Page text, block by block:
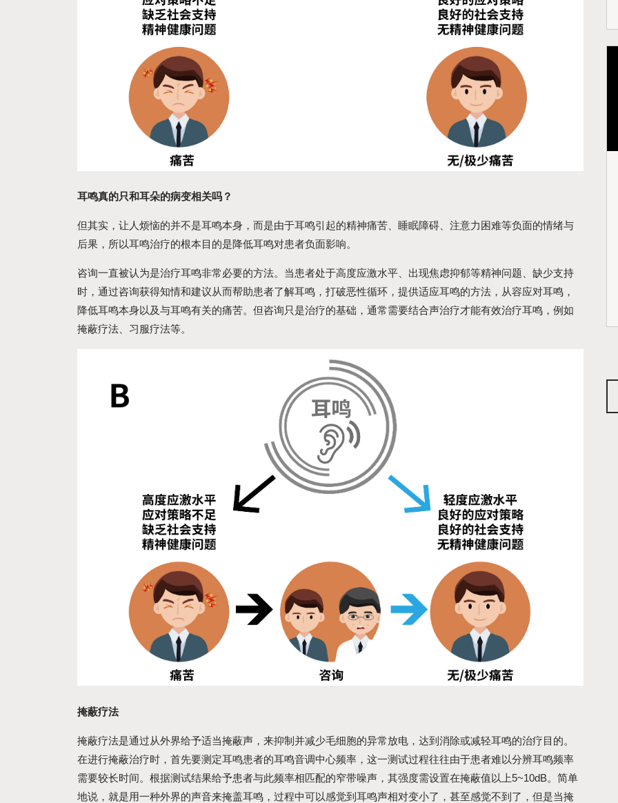
耳鸣真的只和耳朵的病变相关吗？
但其实，让人烦恼的并不是耳鸣本身，而是由于耳鸣引起的精神痛苦、睡眠障碍、注意力困难等负面的情绪与
后果，所以耳鸣治疗的根本目的是降低耳鸣对患者负面影响。
咨询一直被认为是治疗耳鸣非常必要的方法。当患者处于高度应激水平、出现焦虑抑郁等精神问题、缺少支持
时，通过咨询获得知情和建议从而帮助患者了解耳鸣，打破恶性循环，提供适应耳鸣的方法，从容应对耳鸣，
降低耳鸣本身以及与耳鸣有关的痛苦。但咨询只是治疗的基础，通常需要结合声治疗才能有效治疗耳鸣，例如
掩蔽疗法、习服疗法等。
掩蔽疗法
掩蔽疗法是通过从外界给予适当掩蔽声，来抑制并减少毛细胞的异常放电，达到消除或减轻耳鸣的治疗目的。
在进行掩蔽治疗时，首先要测定耳鸣患者的耳鸣音调中心频率，这一测试过程往往由于患者难以分辨耳鸣频率
需要较长时间。根据测试结果给予患者与此频率相匹配的窄带噪声，其强度需设置在掩蔽值以上5~10dB。简单
地说，就是用一种外界的声音来掩盖耳鸣，过程中可以感觉到耳鸣声相对变小了，甚至感觉不到了，但是当掩